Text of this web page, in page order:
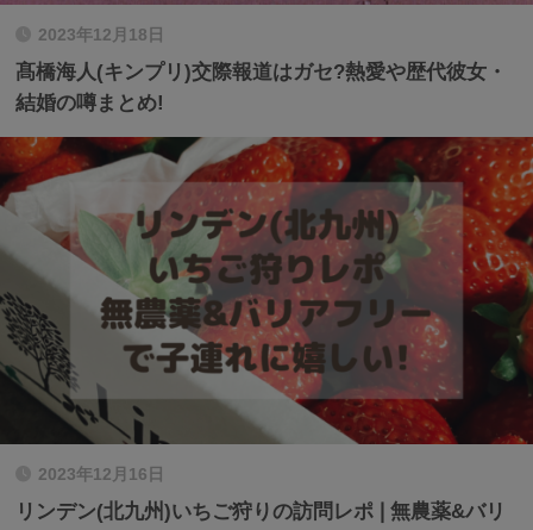
2023年12月18日
髙橋海人(キンプリ)交際報道はガセ?熱愛や歴代彼女・
結婚の噂まとめ!
2023年12月16日
リンデン(北九州)いちご狩りの訪問レポ❘無農薬&バリ